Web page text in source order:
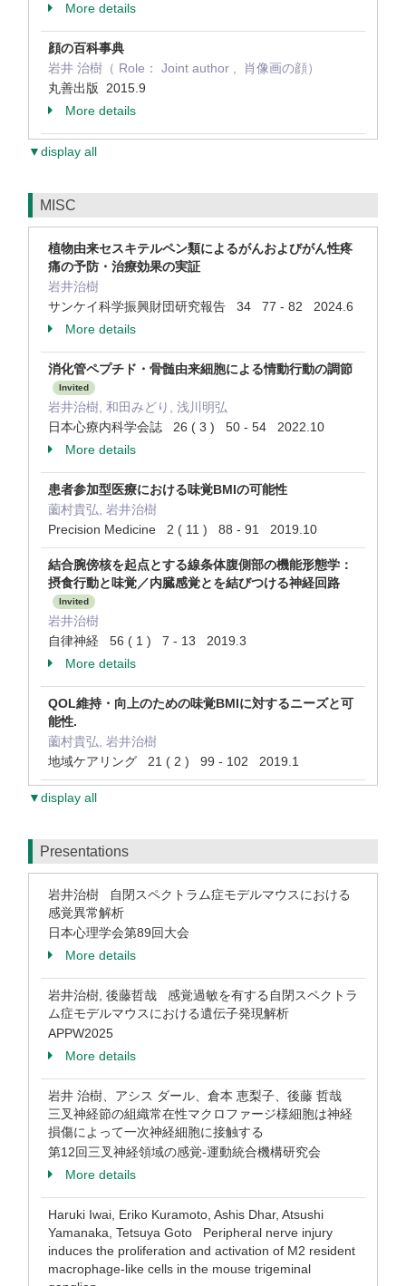
More details
顔の百科事典
岩井 治樹（ Role： Joint author , 肖像画の顔）
丸善出版 2015.9
More details
▼display all
MISC
植物由来セスキテルペン類によるがんおよびがん性疼
痛の予防・治療効果の実証
岩井治樹
サンケイ科学振興財団研究報告 34 77 - 82 2024.6
More details
消化管ペプチド・骨髄由来細胞による情動行動の調節
Invited
岩井治樹, 和田みどり, 浅川明弘
日本心療内科学会誌 26 ( 3 ) 50 - 54 2022.10
More details
患者参加型医療における味覚BMIの可能性
薗村貴弘, 岩井治樹
Precision Medicine 2 ( 11 ) 88 - 91 2019.10
結合腕傍核を起点とする線条体腹側部の機能形態学：
摂食行動と味覚／内臓感覚とを結びつける神経回路
Invited
岩井治樹
自律神経 56 ( 1 ) 7 - 13 2019.3
More details
QOL維持・向上のための味覚BMIに対するニーズと可
能性.
薗村貴弘, 岩井治樹
地域ケアリング 21 ( 2 ) 99 - 102 2019.1
▼display all
Presentations
岩井治樹 自閉スペクトラム症モデルマウスにおける
感覚異常解析
日本心理学会第89回大会
More details
岩井治樹, 後藤哲哉 感覚過敏を有する自閉スペクトラ
ム症モデルマウスにおける遺伝子発現解析
APPW2025
More details
岩井 治樹、アシス ダール、倉本 恵梨子、後藤 哲哉
三叉神経節の組織常在性マクロファージ様細胞は神経
損傷によって一次神経細胞に接触する
第12回三叉神経領域の感覚‐運動統合機構研究会
More details
Haruki Iwai, Eriko Kuramoto, Ashis Dhar, Atsushi
Yamanaka, Tetsuya Goto Peripheral nerve injury
induces the proliferation and activation of M2 resident
macrophage-like cells in the mouse trigeminal